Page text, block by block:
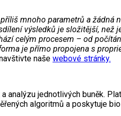
mnoho parametrů a žádná
výsledků je složitější, než
celým procesem – od
je přímo propojena s
naše webové stránky.
jednotlivých buněk.
algoritmů a poskytuje